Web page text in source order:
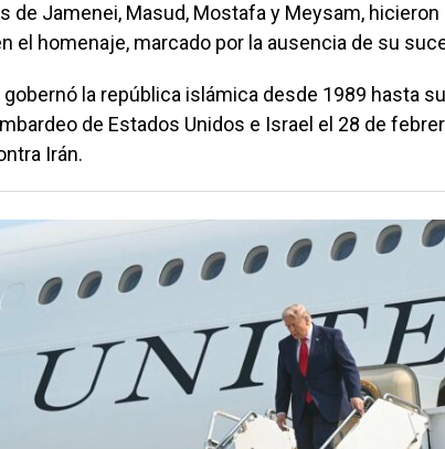
de Jamenei, Masud, Mostafa y Meysam, hicieron
el homenaje, marcado por la ausencia de su
la república islámica desde 1989 hasta
de Estados Unidos e Israel el 28 de
Irán.